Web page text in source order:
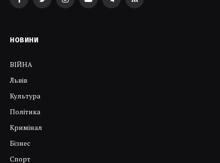
FacebookTwitterInstagramYouTubeTelegramRSS
НОВИНИ
ВІЙНА
Львів
Культура
Політика
Кримінал
Бізнес
Спорт